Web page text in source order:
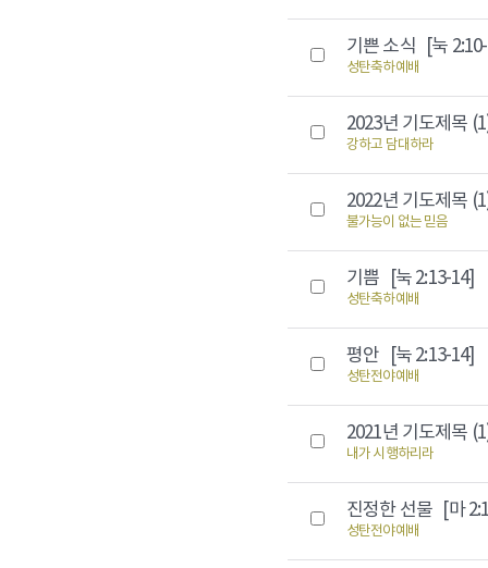
기쁜 소식 [눅
성탄축하예배
2023년 기도제목
강하고 담대하라
2022년 기도제목
불가능이 없는 믿음
기쁨 [눅 2:13-14]
성탄축하예배
평안 [눅 2:13-14]
성탄전야예배
2021년 기도제목
내가 시행하리라
진정한 선물 [마
성탄전야예배